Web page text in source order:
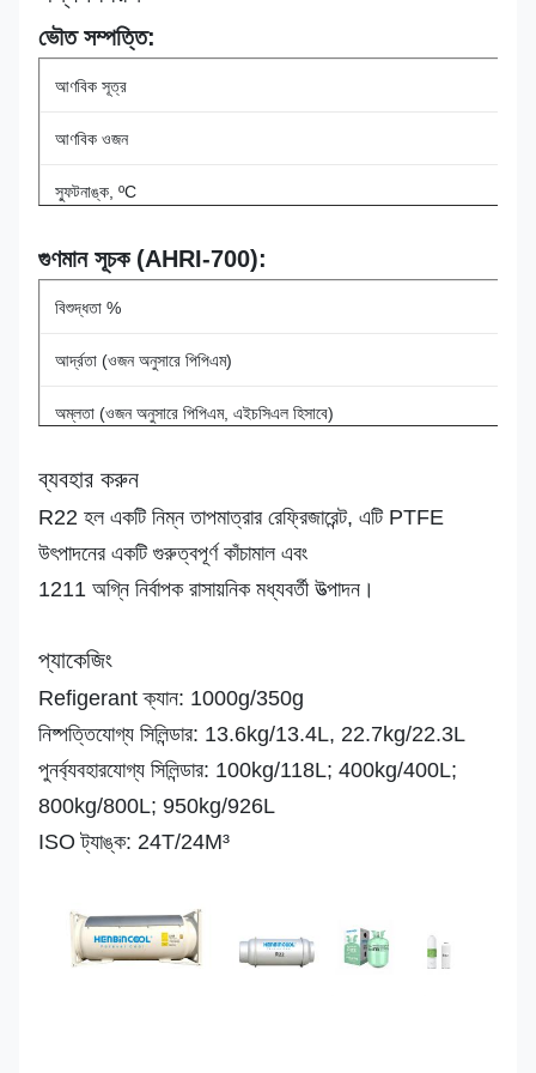
ভৌত সম্পত্তি:
আণবিক সূত্র
আণবিক ওজন
স্ফুটনাঙ্ক, ºC
গুরুতর চাপ, এমপিএ
ওডিপি
গুণমান সূচক (AHRI-700):
বিশুদ্ধতা %
আর্দ্রতা (ওজন অনুসারে পিপিএম)
অম্লতা (ওজন অনুসারে পিপিএম, এইচসিএল হিসাবে)
চেহারা
ব্যবহার করুন
R22 হল একটি নিম্ন তাপমাত্রার রেফ্রিজারেন্ট, এটি PTFE
উৎপাদনের একটি গুরুত্বপূর্ণ কাঁচামাল এবং
1211 অগ্নি নির্বাপক রাসায়নিক মধ্যবর্তী উত্পাদন।
প্যাকেজিং
Refigerant ক্যান: 1000g/350g
নিষ্পত্তিযোগ্য সিলিন্ডার: 13.6kg/13.4L, 22.7kg/22.3L
পুনর্ব্যবহারযোগ্য সিলিন্ডার: 100kg/118L; 400kg/400L;
800kg/800L; 950kg/926L
ISO ট্যাঙ্ক: 24T/24M³